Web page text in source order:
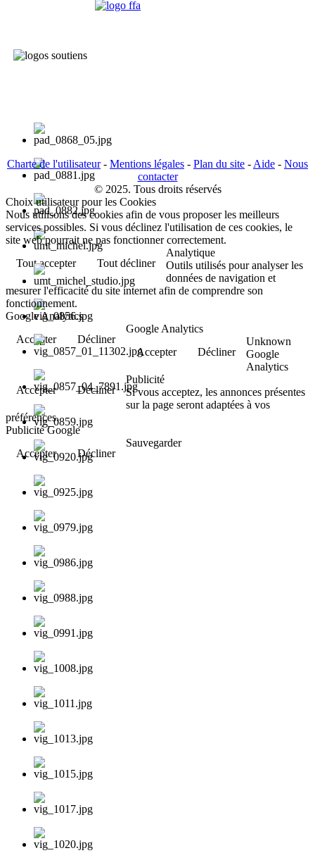
Charte de l'utilisateur- Mentions légales - Plan du site - Aide - Nous
contacter
© 2025. Tous droits réservés
Choix utilisateur pour les Cookies
Nous utilisons des cookies afin de vous proposer les meilleurs
services possibles. Si vous déclinez l'utilisation de ces cookies, le
site web pourrait ne pas fonctionner correctement.
Tout accepter
Tout décliner
Analytique
Outils utilisés pour analyser les
données de navigation et
mesurer l'efficacité du site internet afin de comprendre son
fonctionnement.
Google Analytics
Accepter
Décliner
Google Analytics
Accepter
Décliner
Unknown
Google
Analytics
Accepter
Décliner
Publicité
Si vous acceptez, les annonces présentes
sur la page seront adaptées à vos
préférences.
Publicité Google
Accepter
Décliner
Sauvegarder